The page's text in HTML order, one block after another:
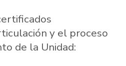
y el proceso
de la Unidad: